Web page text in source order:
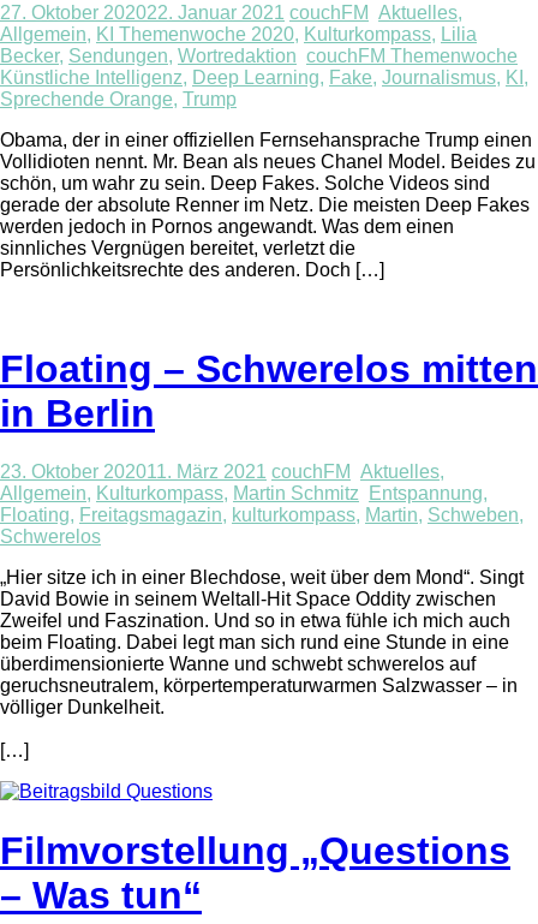
27. Oktober 202022. Januar 2021 couchFM Aktuelles,
Allgemein, KI Themenwoche 2020, Kulturkompass, Lilia
Becker, Sendungen, Wortredaktion couchFM Themenwoche
Künstliche Intelligenz, Deep Learning, Fake, Journalismus, KI ,
Sprechende Orange, Trump
Obama, der in einer offiziellen Fernsehansprache Trump einen
Vollidioten nennt. Mr. Bean als neues Chanel Model. Beides zu
schön, um wahr zu sein. Deep Fakes. Solche Videos sind
gerade der absolute Renner im Netz. Die meisten Deep Fakes
werden jedoch in Pornos angewandt. Was dem einen
sinnliches Vergnügen bereitet, verletzt die
Persönlichkeitsrechte des anderen. Doch […]
Floating – Schwerelos mitten
in Berlin
23. Oktober 202011. März 2021 couchFM Aktuelles,
Allgemein, Kulturkompass, Martin Schmitz Entspannung,
Floating, Freitagsmagazin, kulturkompass, Martin, Schweben,
Schwerelos
„Hier sitze ich in einer Blechdose, weit über dem Mond“. Singt
David Bowie in seinem Weltall-Hit Space Oddity zwischen
Zweifel und Faszination. Und so in etwa fühle ich mich auch
beim Floating. Dabei legt man sich rund eine Stunde in eine
überdimensionierte Wanne und schwebt schwerelos auf
geruchsneutralem, körpertemperaturwarmen Salzwasser – in
völliger Dunkelheit.
[…]
Filmvorstellung „Questions
– Was tun“